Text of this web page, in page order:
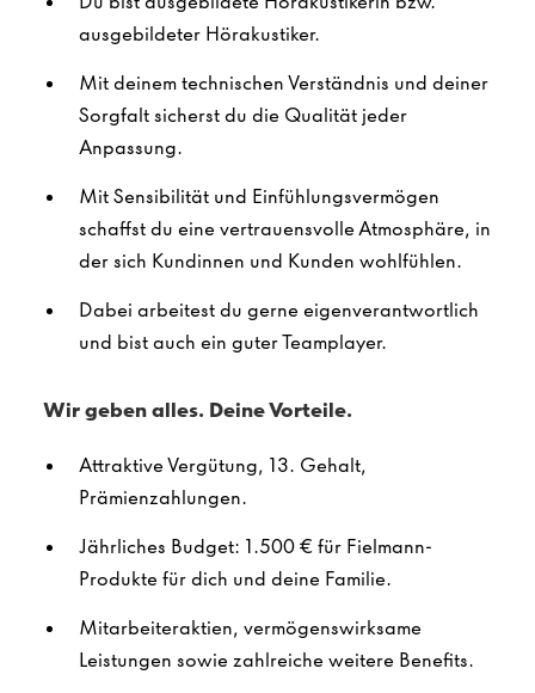
ausgebildeter Hörakustiker.
Mit deinem technischen Verständnis und deiner
Sorgfalt sicherst du die Qualität jeder
Anpassung.
Mit Sensibilität und Einfühlungsvermögen
schaffst du eine vertrauensvolle Atmosphäre, in
der sich Kundinnen und Kunden wohlfühlen.
Dabei arbeitest du gerne eigenverantwortlich
und bist auch ein guter Teamplayer.
Wir geben alles. Deine Vorteile.
Attraktive Vergütung, 13. Gehalt,
Prämienzahlungen.
Jährliches Budget: 1.500 € für Fielmann-
Produkte für dich und deine Familie.
Mitarbeiteraktien, vermögenswirksame
Leistungen sowie zahlreiche weitere Benefits.